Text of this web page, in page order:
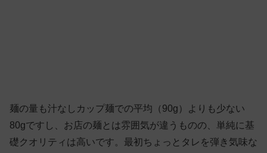
麺の量も汁なしカップ麺での平均（90g）よりも少ない
80gですし、お店の麺とは雰囲気が違うものの、単純に基
礎クオリティは高いです。最初ちょっとタレを弾き気味な